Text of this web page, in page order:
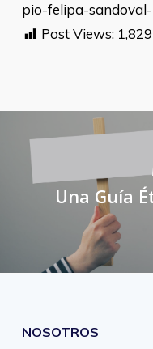
pio-felipa-
Post Views: 1,829
Una Guía
NOSOTROS